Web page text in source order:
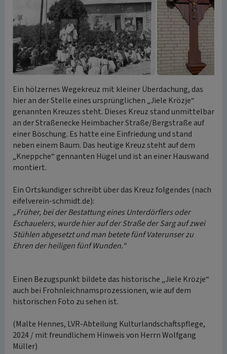
Ein hölzernes Wegekreuz mit kleiner Überdachung, das
hier an der Stelle eines ursprünglichen „Jiele Krözje“
genannten Kreuzes steht. Dieses Kreuz stand unmittelbar
an der Straßenecke Heimbacher Straße/Bergstraße auf
einer Böschung. Es hatte eine Einfriedung und stand
neben einem Baum. Das heutige Kreuz steht auf dem
„Kneppche“ gennanten Hügel und ist an einer Hauswand
montiert.
Ein Ortskundiger schreibt über das Kreuz folgendes (nach
eifelverein-schmidt.de):
„Früher, bei der Bestattung eines Unterdörflers oder
Eschauelers, wurde hier auf der Straße der Sarg auf zwei
Stühlen abgesetzt und man betete fünf Vaterunser zu
Ehren der heiligen fünf Wunden.“
Einen Bezugspunkt bildete das historische „Jiele Krözje“
auch bei Frohnleichnamsprozessionen, wie auf dem
historischen Foto zu sehen ist.
(Malte Hennes, LVR-Abteilung Kulturlandschaftspflege,
2024 / mit freundlichem Hinweis von Herrn Wolfgang
Müller)